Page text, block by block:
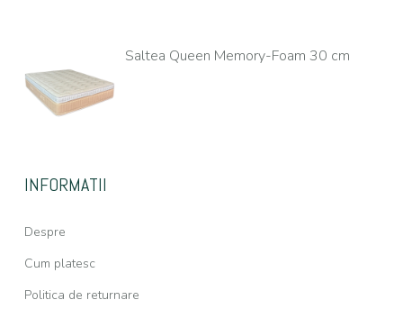
Saltea Queen Memory-Foam 30 cm
INFORMATII
Despre
Cum platesc
Politica de returnare